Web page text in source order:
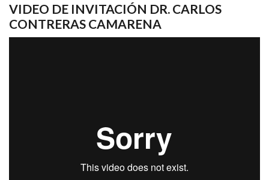
VIDEO DE INVITACIÓN DR. CARLOS
CONTRERAS CAMARENA